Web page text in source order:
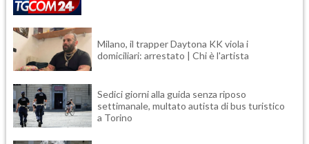
Milano, il trapper Daytona KK viola i
domiciliari: arrestato | Chi è l'artista
Sedici giorni alla guida senza riposo
settimanale, multato autista di bus turistico
a Torino